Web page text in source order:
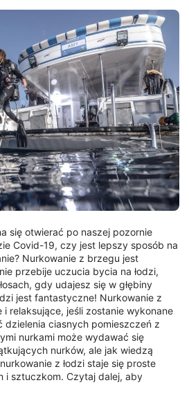
się otwierać po naszej pozornie
Covid-19, czy jest lepszy sposób na
Nurkowanie z brzegu jest
przebije uczucia bycia na łodzi,
gdy udajesz się w głębiny
jest fantastyczne! Nurkowanie z
i relaksujące, jeśli zostanie wykonane
dzielenia ciasnych pomieszczeń z
nurkami może wydawać się
nurków, ale jak wiedzą
z łodzi staje się proste
i sztuczkom. Czytaj dalej, aby